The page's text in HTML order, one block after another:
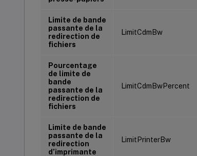
Limite de bande
passante de la
redirection de
fichiers
LimitCdmBw
Pourcentage
de limite de
bande
passante de la
redirection de
fichiers
LimitCdmBwPercent
Limite de bande
passante de la
redirection
d’imprimante
LimitPrinterBw